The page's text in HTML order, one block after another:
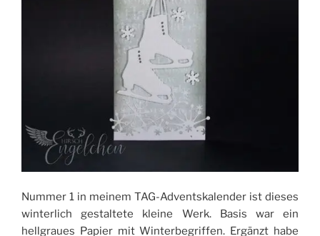
Nummer 1 in meinem TAG-Adventskalender ist dieses
winterlich gestaltete kleine Werk. Basis war ein
hellgraues Papier mit Winterbegriffen. Ergänzt habe